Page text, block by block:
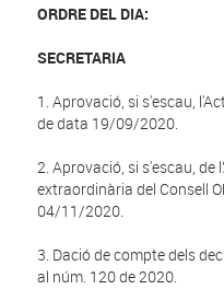
ORDRE DEL DIA:
SECRETARIA
1. Aprovació, si s'escau,
de data 19/09/2020.
2. Aprovació, si s'escau, de
extraordinària del Consell
04/11/2020.
3. Dació de compte dels
al núm. 120 de 2020.